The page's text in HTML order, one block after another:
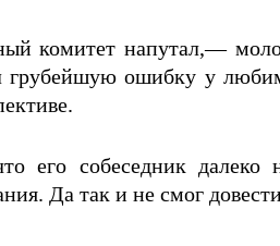
комитет напутал,—
грубейшую ошибку у
его собеседник далеко
Да так и не смог